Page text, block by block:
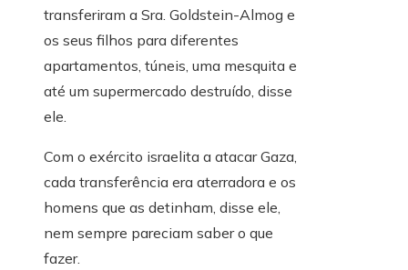
transferiram a Sra. Goldstein-Almog e
os seus filhos para diferentes
apartamentos, túneis, uma mesquita e
até um supermercado destruído, disse
ele.
Com o exército israelita a atacar Gaza,
cada transferência era aterradora e os
homens que as detinham, disse ele,
nem sempre pareciam saber o que
fazer.